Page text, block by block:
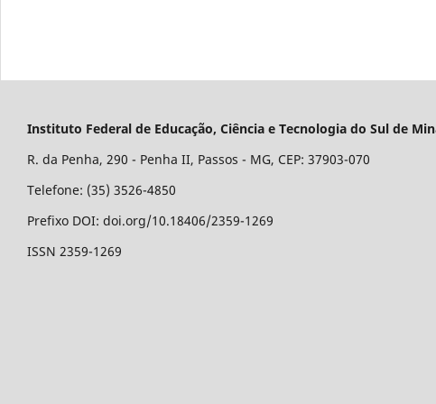
Instituto Federal de Educação, Ciência e Tecnologia do Sul de
R. da Penha, 290 - Penha II, Passos - MG, CEP: 37903-070
Telefone: (35) 3526-4850
Prefixo DOI: doi.org/10.18406/2359-1269
ISSN 2359-1269